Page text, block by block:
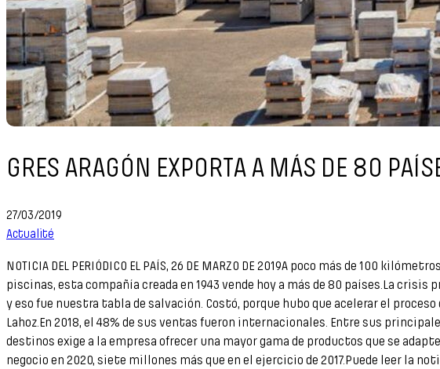
GRES ARAGÓN EXPORTA A MÁS DE 80
27/03/2019
Actualité
NOTICIA DEL PERIÓDICO EL PAÍS, 26 DE MARZO DE 2019A poco más de 100
piscinas, esta compañía creada en 1943 vende hoy a más de 80 países.La
y eso fue nuestra tabla de salvación. Costó, porque hubo que acelerar el
Lahoz.En 2018, el 48% de sus ventas fueron internacionales. Entre sus
destinos exige a la empresa ofrecer una mayor gama de productos que se
negocio en 2020, siete millones más que en el ejercicio de 2017.Puede leer la